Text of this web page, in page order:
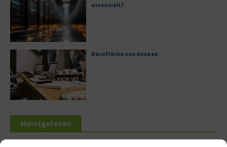
essenziell?
Bürofläche neu denken
Meistgelesen